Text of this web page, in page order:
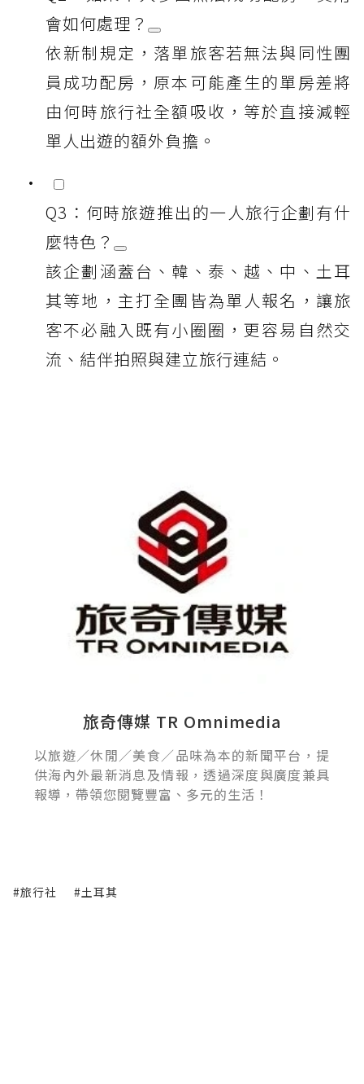
會如何處理？
依新制規定，落單旅客若無法與同性團
員成功配房，原本可能產生的單房差將
由何時旅行社全額吸收，等於直接減輕
單人出遊的額外負擔。
Q3：何時旅遊推出的一人旅行企劃有什
麼特色？
該企劃涵蓋台、韓、泰、越、中、土耳
其等地，主打全團皆為單人報名，讓旅
客不必融入既有小圈圈，更容易自然交
流、結伴拍照與建立旅行連結。
旅奇傳媒 TR Omnimedia
以旅遊／休閒／美食／品味為本的新聞平台，提
供海內外最新消息及情報，透過深度與廣度兼具
報導，帶領您閱覽豐富、多元的生活！
#旅行社 #土耳其